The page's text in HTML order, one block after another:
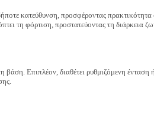
κατεύθυνση, προσφέροντας
τη φόρτιση, προστατεύοντας τη διάρκεια
Επιπλέον, διαθέτει ρυθμιζόμενη